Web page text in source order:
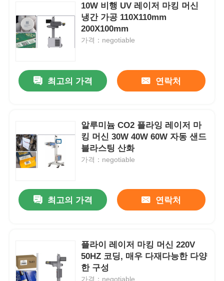
제품 소개
공장 투어
연락처
견적 요청
섬유 레이저 마킹 머신
포켓용 레이저 마킹 머신
10W 비행 UV 레이저 마킹 머신
냉간 가공 110X110mm
200X100mm
가격：negotiable
최고의 가격 연락처
알루미늄 CO2 플라잉 레이저 마
킹 머신 30W 40W 60W 자동 샌드
블라스팅 산화
가격：negotiable
최고의 가격 연락처
플라이 레이저 마킹 머신 220V
50HZ 코딩, 매우 다재다능한 다양
한 구성
가격：negotiable